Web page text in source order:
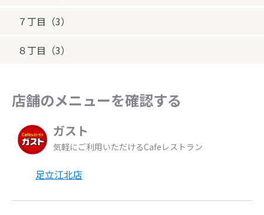
７丁目（3）
８丁目（3）
店舗のメニューを確認する
ガスト
気軽にご利用いただけるCafeレストラン
足立江北店